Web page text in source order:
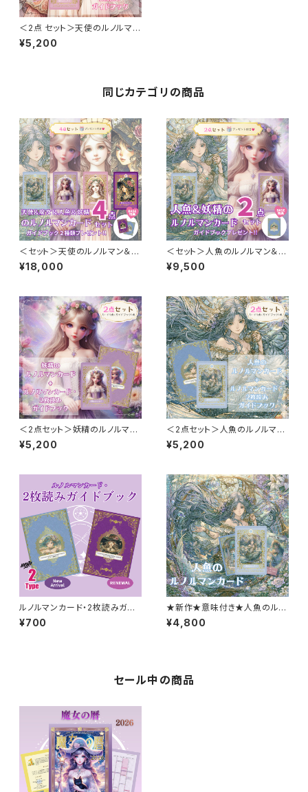
＜2点 セット＞天使のルノルマン
カード ＆ ルノルマンカード・
2枚読みガイドブック 2点セッ
¥5,200
同じカテゴリの商品
＜セット＞天使のルノルマン＆魔
女のルノルマン＆人魚のルノルマ
ン＆妖精のルノルマン ルノルマ
ブルデッキ ＋ ガイドブック セッ
ト
¥18,000
＜セット＞人魚のルノルマン＆妖
精のルノルマン ルノルマンカー
ド・2枚読みガイドブック付き！
¥9,500
＜2点セット＞妖精のルノルマン
カード ＆ ルノルマンカード・
2枚読みガイドブック 2点セッ
¥5,200
＜2点セット＞人魚のルノルマン
カード ＆ ルノルマンカード・
2枚読みガイドブック 2点セッ
¥5,200
ルノルマンカード・2枚読みガイ
ドブック 天使＆魔女 人魚＆
妖精 2タイプ
¥700
★新作★意味付き★人魚のルノ
ルマンカード 初心者 奇麗 美し
い 優しい 小さめデッキ ソウルメ
¥4,800
セール中の商品